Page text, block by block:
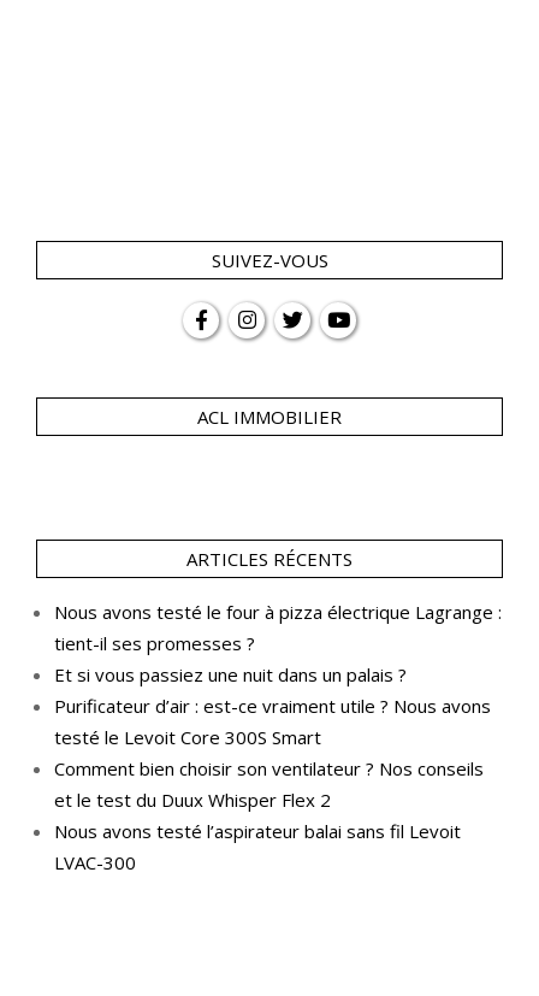
SUIVEZ-VOUS
ACL IMMOBILIER
ARTICLES RÉCENTS
Nous avons testé le four à pizza électrique Lagrange :
tient-il ses promesses ?
Et si vous passiez une nuit dans un palais ?
Purificateur d’air : est-ce vraiment utile ? Nous avons
testé le Levoit Core 300S Smart
Comment bien choisir son ventilateur ? Nos conseils
et le test du Duux Whisper Flex 2
Nous avons testé l’aspirateur balai sans fil Levoit
LVAC-300